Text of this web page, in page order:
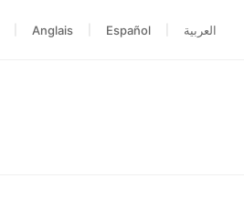
Anglais Español العربية